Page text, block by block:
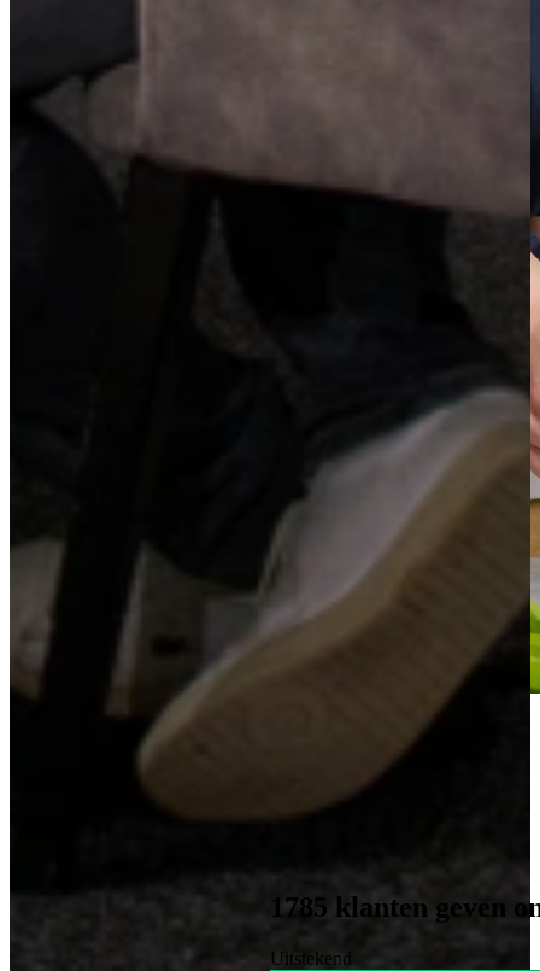
Kom langs en bekijk onze mega showrooms!
Een afspraak is altijd vrijblijvend. U krijgt het ontwerp en de offerte
mee naar huis! Rondleiding langs de keukens die aansluiten bij uw
wensen. Met uitgebreid advies van onze opgeleide keuken experts.
1785 klanten geven
Uitstekend